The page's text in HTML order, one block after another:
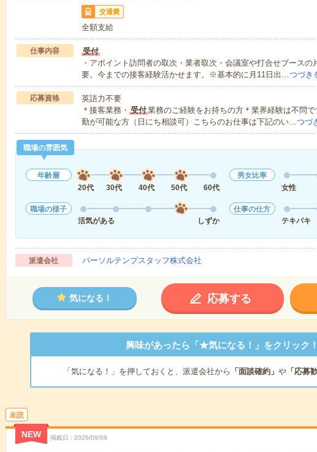
交通費
全額支給
仕事内容
受付
・アポイント訪問者の取次・業者取次・会議室や打合せブース
要。今までの接客経験活かせます。※基本的に月11日出…つづき
応募資格
英語力不要
＊接客業務・ 受付業務のご経験をお持ちの方＊業界経験は不問
勤が可能な方（日にち相談可）こちらのお仕事は下記のい…つづ
職場の雰囲気
年齢層
20代
30代 40代 50代 60代
男女比率
女性
職場の様子
活気がある
しずか
仕事の仕方
テキパキ
派遣会社 パーソルテンプスタッフ株式会社
気になる！ 応募する
興味があったら「★気になる！」をクリック！
「気になる！」を押しておくと、派遣会社から 「面談確約」 や「応募歓
未読
NEW 掲載日 2026/08/08